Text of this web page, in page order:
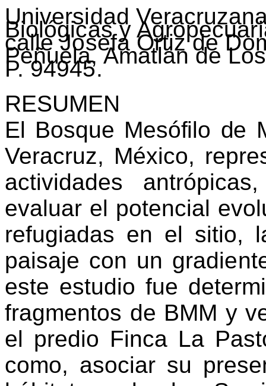
Universidad
Biológicas y
calle Josefa Ortiz de
Peñuela, Amatlán de
P. 94945.
RESUMEN
El Bosque Mesófilo de
Veracruz, México,
actividades
evaluar el potencial
refugiadas en el sitio,
paisaje con un
este estudio fue
fragmentos de BMM y
el predio Finca La
como, asociar su